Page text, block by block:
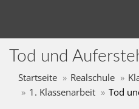
Tod und
Startseite Realschule
1. Klassenarbeit
Tod